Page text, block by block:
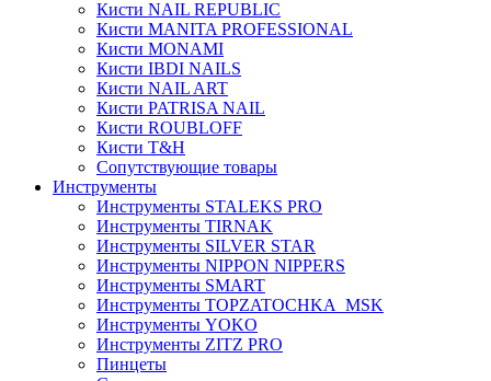
Кисти NAIL REPUBLIC
Кисти MANITA PROFESSIONAL
Кисти MONAMI
Кисти IBDI NAILS
Кисти NAIL ART
Кисти PATRISA NAIL
Кисти ROUBLOFF
Кисти T&H
Сопутствующие товары
Инструменты
Инструменты STALEKS PRO
Инструменты TIRNAK
Инструменты SILVER STAR
Инструменты NIPPON NIPPERS
Инструменты SMART
Инструменты TOPZATOCHKA_MSK
Инструменты YOKO
Инструменты ZITZ PRO
Пинцеты